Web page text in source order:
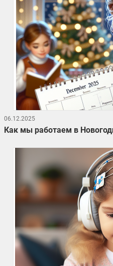
06.12.2025
Как мы работаем в